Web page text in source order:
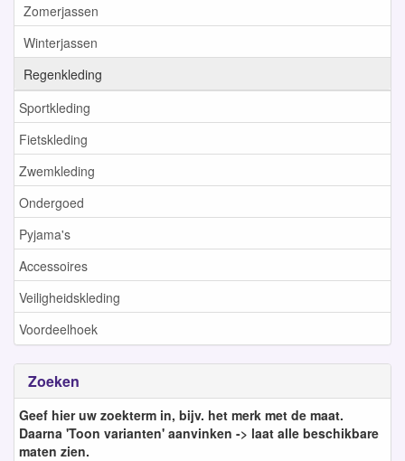
Zomerjassen
Winterjassen
Regenkleding
Sportkleding
Fietskleding
Zwemkleding
Ondergoed
Pyjama's
Accessoires
Veiligheidskleding
Voordeelhoek
Zoeken
Geef hier uw zoekterm in, bijv. het merk met de maat.
Daarna 'Toon varianten' aanvinken -> laat alle beschikbare
maten zien.